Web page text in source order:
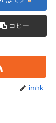
コピー
imhk